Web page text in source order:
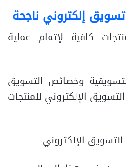
إلكتروني ناجحة
كافية لإتمام عملية
وخصائص التسويق
الإلكتروني للمنتجات
التسويق الإلكتروني